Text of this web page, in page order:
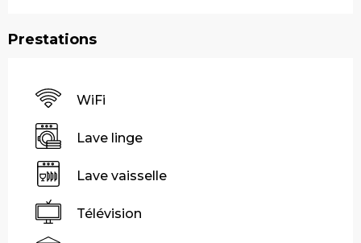
Prestations
WiFi
Lave linge
Lave vaisselle
Télévision